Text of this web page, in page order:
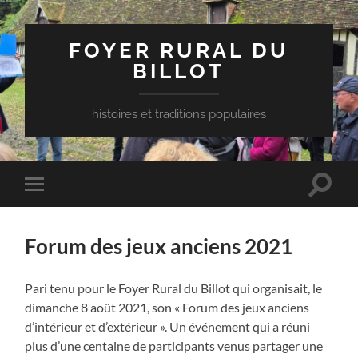
FOYER RURAL DU
BILLOT
histoires et traditions populaires
Toggle
mobile
Toggle
Forum des jeux anciens 2021
Pari tenu pour le Foyer Rural du Billot qui organisait, le
dimanche 8 août 2021, son « Forum des jeux anciens
d’intérieur et d’extérieur ». Un événement qui a réuni
plus d’une centaine de participants venus partager une